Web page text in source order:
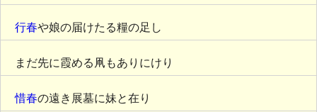
行春や娘の届けたる糧の足し
まだ先に霞める凧もありにけり
惜春の遠き展墓に妹と在り